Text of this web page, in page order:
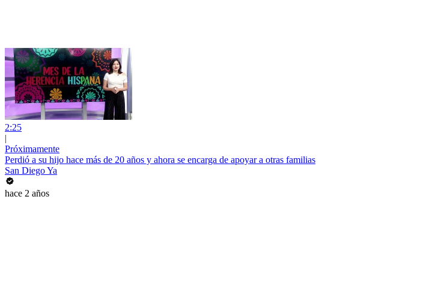
2:25
|
Próximamente
Perdió a su hijo hace más de 20 años y ahora se encarga de apoyar a otras familias
San Diego Ya
hace 2 años